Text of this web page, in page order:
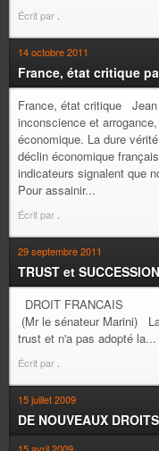
Écrit par
14 octobre 2011
France, état critique
France, état critique
inconscience et
économique. La dure
déclin économique
indicateurs signalent que
Pour assainir...
Écrit par
29 septembre 2011
TRUST et SUCCESSION
DROIT FRANCAIS
(Mr le sénateur Marini)
trust et n'a pas adopté la...
Écrit par
15 juillet 2009
DE NOUVEAUX